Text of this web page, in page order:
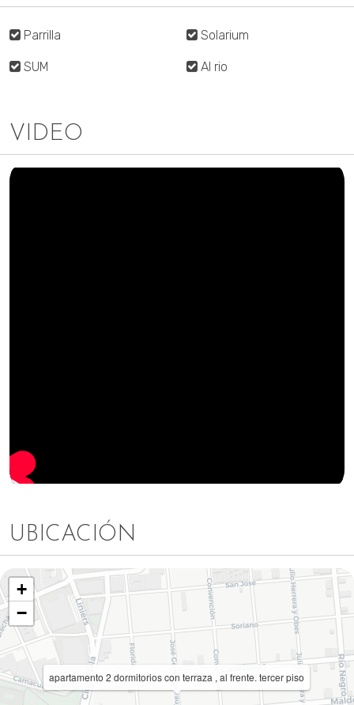
Parrilla Solarium
SUM Al rio
VIDEO
UBICACIÓN
apartamento 2 dormitorios con terraza , al frente. tercer piso
+
−